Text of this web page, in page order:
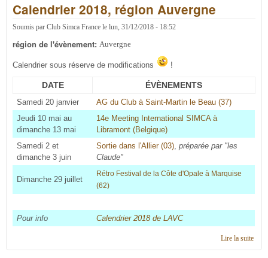
Calendrier 2018, région Auvergne
Soumis par Club Simca France le lun, 31/12/2018 - 18:52
région de l'évènement: Auvergne
Calendrier sous réserve de modifications !
DATE ÉVÈNEMENTS
Samedi 20 janvier
AG du Club à Saint-Martin le Beau (37)
Jeudi 10 mai au
dimanche 13 mai
14e Meeting International SIMCA à
Libramont (Belgique)
Samedi 2 et
dimanche 3 juin
Sortie dans l'Allier (03), préparée par "les
Claude"
Dimanche 29 juillet
Rétro Festival de la Côte d'Opale à Marquise
(62)
Pour info Calendrier 2018 de LAVC
Lire la suitede